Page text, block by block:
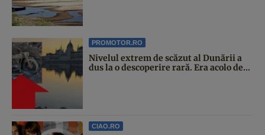
PROMOTOR.RO
Nivelul extrem de scăzut al Dunării a
dus la o descoperire rară. Era acolo de...
CIAO.RO